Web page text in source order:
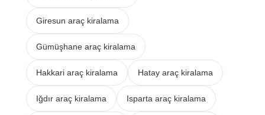
Giresun araç kiralama
Gümüşhane araç kiralama
Hakkari araç kiralama Hatay araç kiralama
Iğdır araç kiralama Isparta araç kiralama